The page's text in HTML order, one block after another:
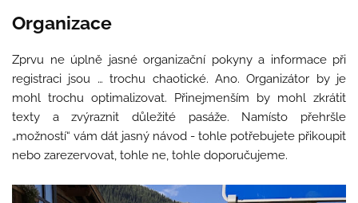
Organizace
Zprvu ne úplně jasné organizační pokyny a informace při
registraci jsou … trochu chaotické. Ano. Organizátor by je
mohl trochu optimalizovat. Přinejmenším by mohl zkrátit
texty a zvýraznit důležité pasáže. Namísto přehršle
„možností“ vám dát jasný návod - tohle potřebujete přikoupit
nebo zarezervovat, tohle ne, tohle doporučujeme.